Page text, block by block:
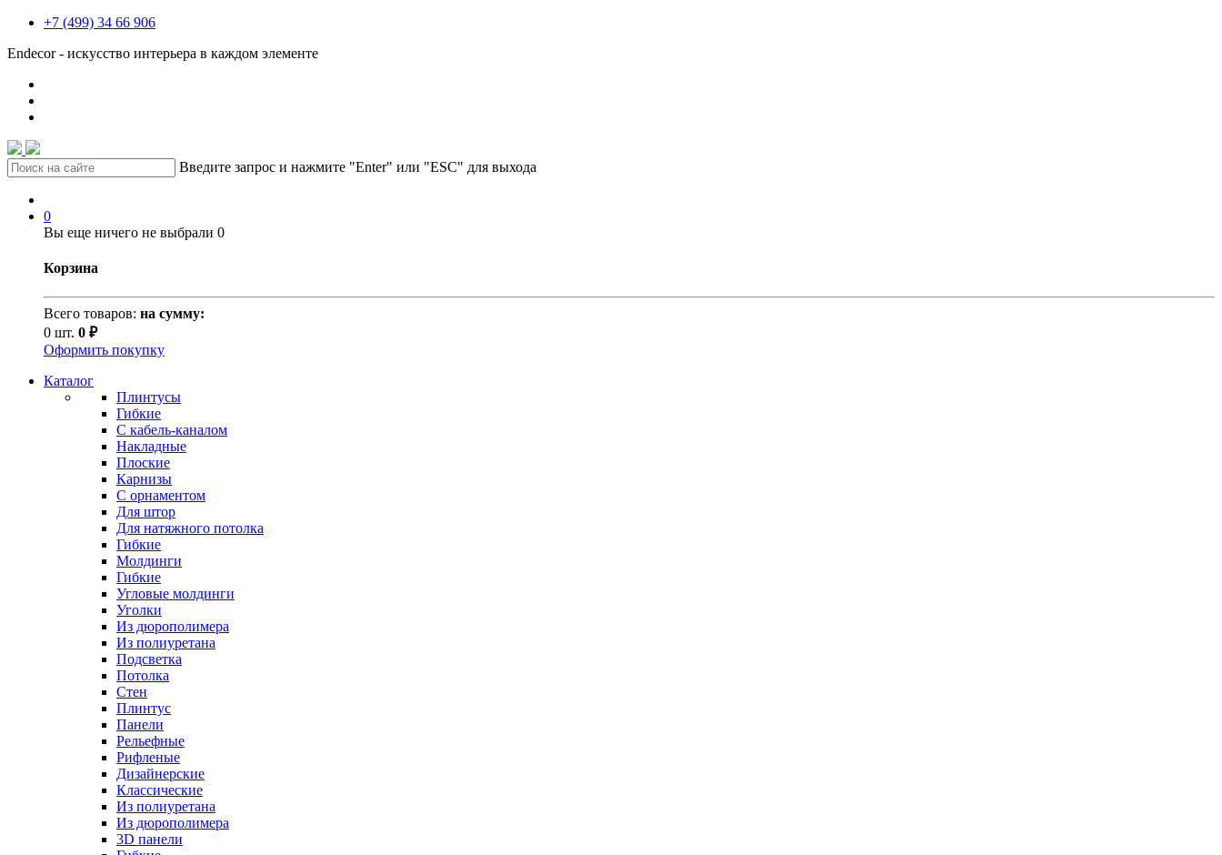
+7 (499) 34 66 906
Endecor - искусство интерьера в каждом элементе
Введите запрос и нажмите "Enter" или "ESC" для выхода
0
Вы еще ничего не выбрали 0
Корзина
Всего товаров: на сумму:
0 шт. 0 ₽
Оформить покупку
Каталог
Плинтусы
Гибкие
C кабель-каналом
Накладные
Плоские
Карнизы
С орнаментом
Для штор
Для натяжного потолка
Гибкие
Молдинги
Гибкие
Угловые молдинги
Уголки
Из дюрополимера
Из полиуретана
Подсветка
Потолка
Стен
Плинтус
Панели
Рельефные
Рифленые
Дизайнерские
Классические
Из полиуретана
Из дюрополимера
3D панели